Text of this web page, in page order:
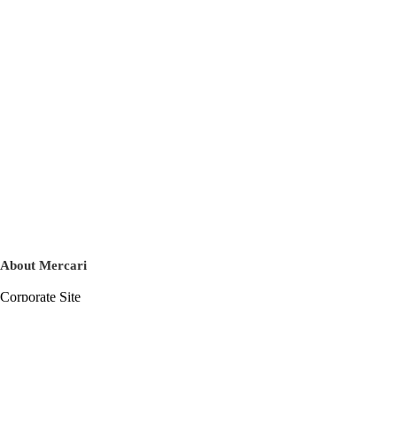
About Mercari
Corporate Site